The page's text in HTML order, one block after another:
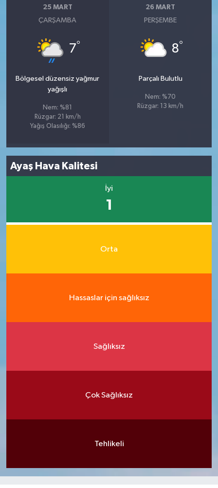
25 MART
ÇARŞAMBA
7°
Bölgesel düzensiz yağmur
yağışlı
Nem: %81
Rüzgar: 21 km/h
Yağış Olasılığı: %86
26 MART
PERŞEMBE
8°
Parçalı Bulutlu
Nem: %70
Rüzgar: 13 km/h
Ayaş Hava Kalitesi
İyi
1
Orta
Hassaslar için sağlıksız
Sağlıksız
Çok Sağlıksız
Tehlikeli